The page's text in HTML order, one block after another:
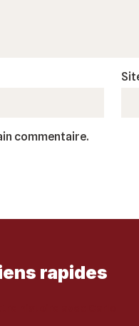
commentaire.
rapides